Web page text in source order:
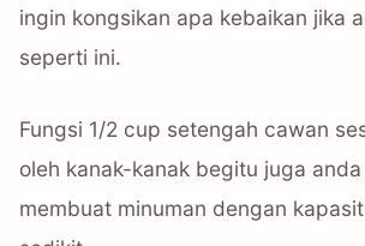
ingin kongsikan apa kebaikan jika
seperti ini.
Fungsi 1/2 cup setengah cawan
oleh kanak-kanak begitu juga
membuat minuman dengan